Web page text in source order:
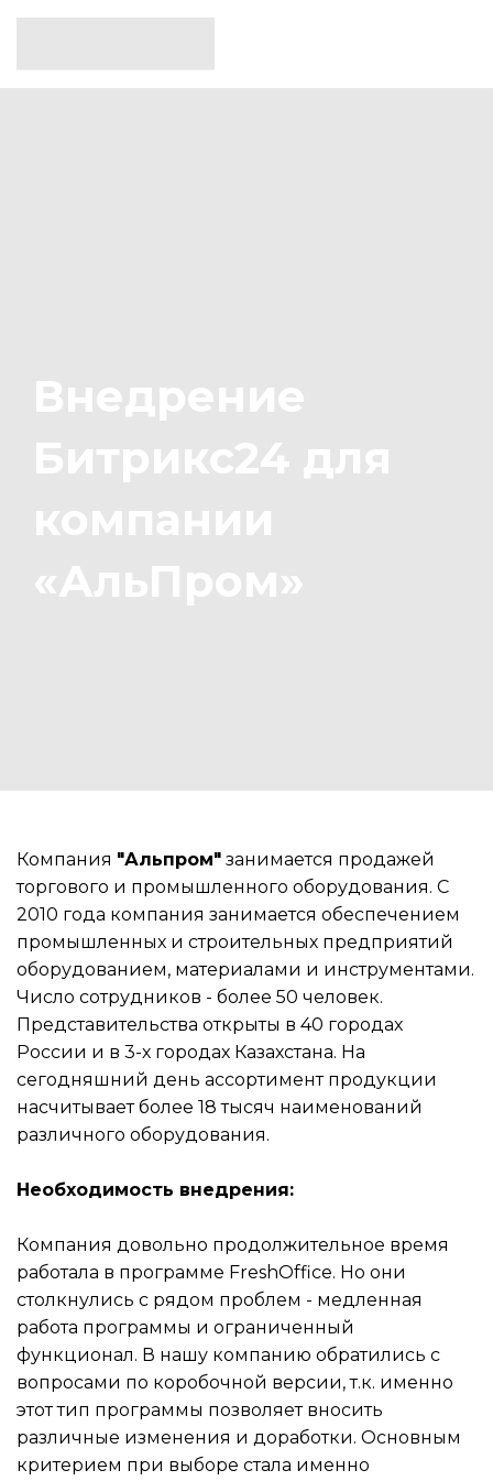
Внедрение
Битрикс24 для
компании
«АльПром»
Компания "Альпром" занимается продажей
торгового и промышленного оборудования. С
2010 года компания занимается обеспечением
промышленных и строительных предприятий
оборудованием, материалами и инструментами.
Число сотрудников - более 50 человек.
Представительства открыты в 40 городах
России и в 3-х городах Казахстана. На
сегодняшний день ассортимент продукции
насчитывает более 18 тысяч наименований
различного оборудования.
Необходимость внедрения:
Компания довольно продолжительное время
работала в программе FreshOffice. Но они
столкнулись с рядом проблем - медленная
работа программы и ограниченный
функционал. В нашу компанию обратились с
вопросами по коробочной версии, т.к. именно
этот тип программы позволяет вносить
различные изменения и доработки. Основным
критерием при выборе стала именно